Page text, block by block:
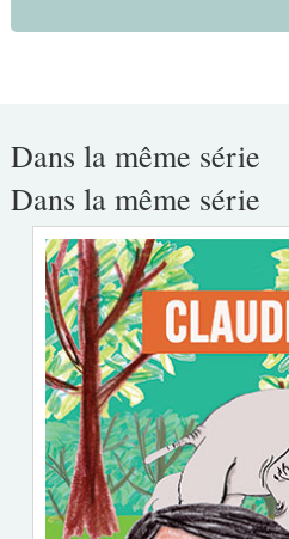
Dans la même série
Dans la même série